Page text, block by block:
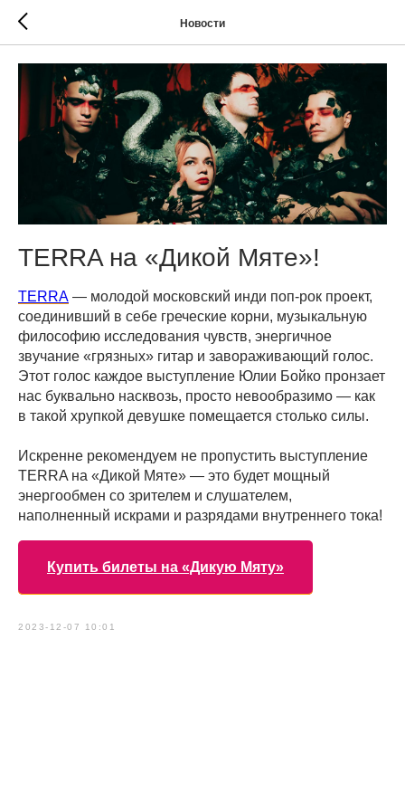
Новости
TERRA на «Дикой Мяте»!
TERRA — молодой московский инди поп-рок проект,
соединивший в себе греческие корни, музыкальную
философию исследования чувств, энергичное
звучание «грязных» гитар и завораживающий голос.
Этот голос каждое выступление Юлии Бойко пронзает
нас буквально насквозь, просто невообразимо — как
в такой хрупкой девушке помещается столько силы.
Искренне рекомендуем не пропустить выступление
TERRA на «Дикой Мяте» — это будет мощный
энергообмен со зрителем и слушателем,
наполненный искрами и разрядами внутреннего тока!
Купить билеты на «Дикую Мяту»
2023-12-07 10:01